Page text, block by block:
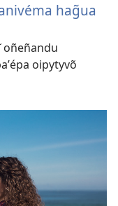
hag̃ua
oñeñandu
oipytyvõ